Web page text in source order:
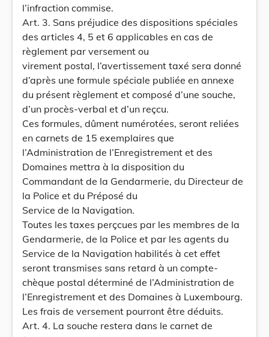
l’infraction commise.
Art. 3. Sans préjudice des dispositions spéciales
des articles 4, 5 et 6 applicables en cas de
règlement par versement ou
virement postal, l’avertissement taxé sera donné
d’après une formule spéciale publiée en annexe
du présent règlement et composé d’une souche,
d’un procès-verbal et d’un reçcu.
Ces formules, dûment numérotées, seront reliées
en carnets de 15 exemplaires que
l’Administration de l’Enregistrement et des
Domaines mettra à la disposition du
Commandant de la Gendarmerie, du Directeur de
la Police et du Préposé du
Service de la Navigation.
Toutes les taxes perçcues par les membres de la
Gendarmerie, de la Police et par les agents du
Service de la Navigation habilités à cet effet
seront transmises sans retard à un compte-
chèque postal déterminé de l’Administration de
l’Enregistrement et des Domaines à Luxembourg.
Les frais de versement pourront être déduits.
Art. 4. La souche restera dans le carnet de